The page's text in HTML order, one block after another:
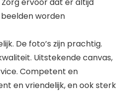
ervoor dat er altijd
worden
De foto’s zijn prachtig.
Uitstekende canvas,
Competent en
en vriendelijk, en ook sterk